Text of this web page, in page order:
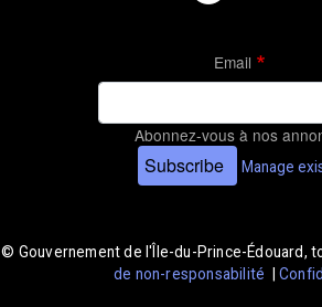
Email
Abonnez-vous à nos
Subscribe Manage
© Gouvernement de l'Île-du-Prince-Édouard,
de non-responsabilité